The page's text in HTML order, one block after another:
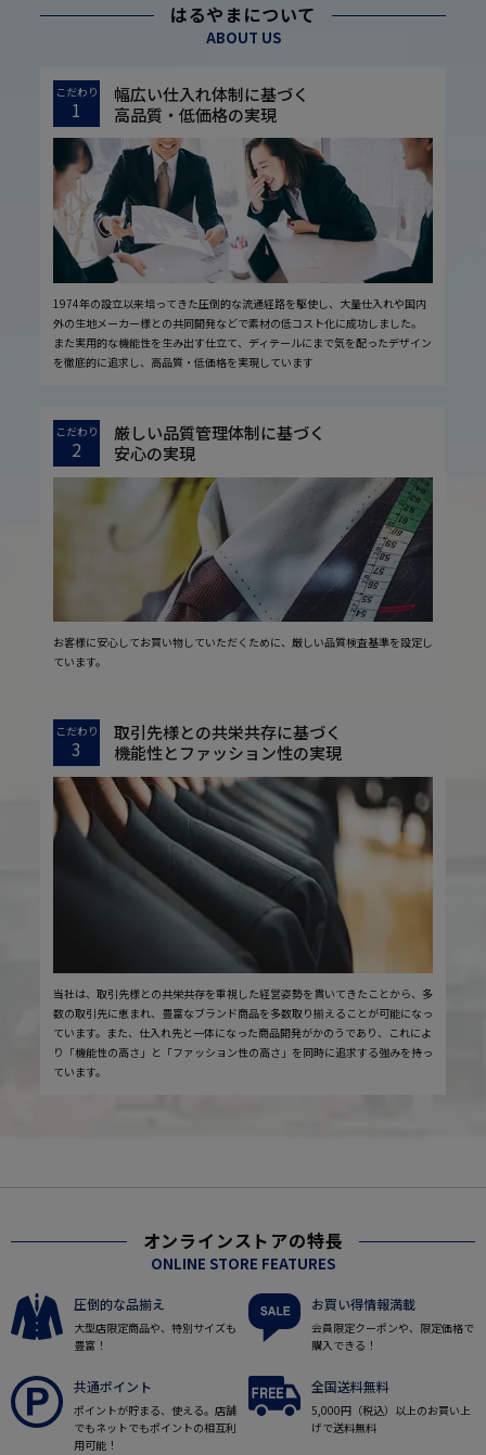
はるやまについて
ABOUT US
こだわり
1
幅広い仕入れ体制に基づく
高品質・低価格の実現
1974年の設立以来培ってきた圧倒的な流通経路を駆使し、大量仕入れや国内
外の生地メーカー様との共同開発などで素材の低コスト化に成功しました。
また実用的な機能性を生み出す仕立て、ディテールにまで気を配ったデザイン
を徹底的に追求し、高品質・低価格を実現しています
こだわり
2
厳しい品質管理体制に基づく
安心の実現
お客様に安心してお買い物していただくために、厳しい品質検査基準を設定し
ています。
こだわり
3
取引先様との共栄共存に基づく
機能性とファッション性の実現
当社は、取引先様との共栄共存を重視した経営姿勢を貫いてきたことから、多
数の取引先に恵まれ、豊富なブランド商品を多数取り揃えることが可能になっ
ています。また、仕入れ先と一体になった商品開発がかのうであり、これによ
り「機能性の高さ」と「ファッション性の高さ」を同時に追求する強みを持っ
ています。
オンラインストアの特長
ONLINE STORE FEATURES
圧倒的な品揃え
大型店限定商品や、特別サイズも
豊富！
お買い得情報満載
会員限定クーポンや、限定価格で
購入できる！
共通ポイント
ポイントが貯まる、使える。店舗
でもネットでもポイントの相互利
用可能！
全国送料無料
5,000円（税込）以上のお買い上
げで送料無料